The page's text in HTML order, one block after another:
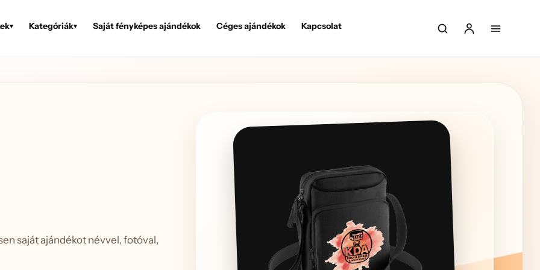
▾ Kategóriák▾ Saját fényképes ajándékok Céges ajándékok Kapcsolat
saját ajándékot névvel, fotóval,